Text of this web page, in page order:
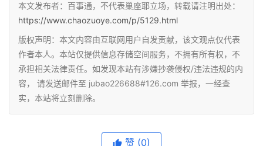
本文发布者：百事通，不代表巢座耶立场，转载请注明出处：
https://www.chaozuoye.com/p/5129.html
版权声明：本文内容由互联网用户自发贡献，该文观点仅代表
作者本人。本站仅提供信息存储空间服务，不拥有所有权，不
承担相关法律责任。如发现本站有涉嫌抄袭侵权/违法违规的内
容， 请发送邮件至 jubao226688#126.com 举报，一经查
实，本站将立刻删除。
赞 (0)